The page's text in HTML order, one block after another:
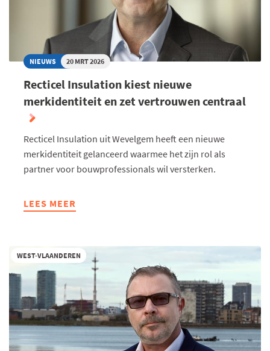
NIEUWS 20 MRT 2026
Recticel Insulation kiest nieuwe
merkidentiteit en zet vertrouwen centraal
Recticel Insulation uit Wevelgem heeft een nieuwe
merkidentiteit gelanceerd waarmee het zijn rol als
partner voor bouwprofessionals wil versterken.
LEES MEER
ABOUT
NIEUWE
MERKIDENTITEIT
EN
ZET
VERTROUWEN
CENTRAAL
WEST-VLAANDEREN